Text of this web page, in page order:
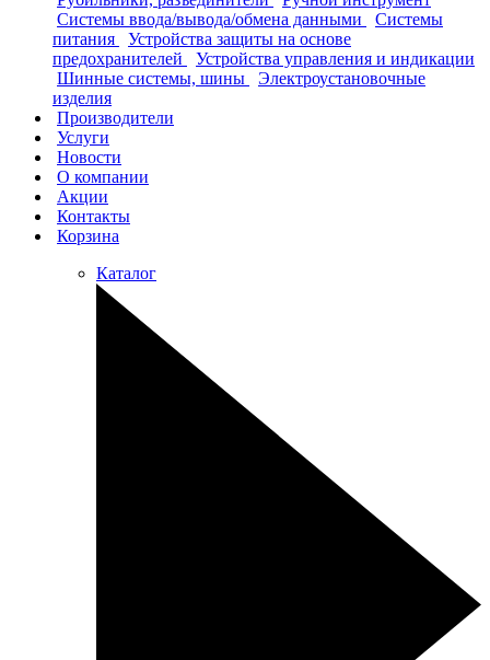
Системы ввода/вывода/обмена данными
Системы
питания
Устройства защиты на основе
предохранителей
Устройства управления и индикации
Шинные системы, шины
Электроустановочные
изделия
Производители
Услуги
Новости
О компании
Акции
Контакты
Корзина
Каталог